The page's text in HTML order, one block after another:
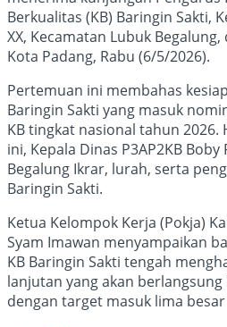
Berkualitas (KB) Baringin Sakti,
XX, Kecamatan Lubuk
Kota Padang, Rabu (6/5/2026).
Pertemuan ini membahas
Baringin Sakti yang masuk
KB tingkat nasional tahun
ini, Kepala Dinas P3AP2KB
Begalung Ikrar, lurah, serta
Baringin Sakti.
Ketua Kelompok Kerja (Pokja)
Syam Imawan menyampaikan
KB Baringin Sakti tengah
lanjutan yang akan berlangsung
dengan target masuk lima